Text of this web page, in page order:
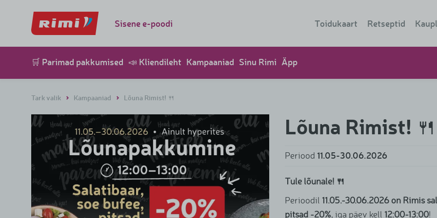
Sisene e-poodi Toidukaart Retseptid
🛒 Parimad pakkumised 📣 Kliendileht Kampaaniad Sinu Rimi Äpp
Tark valik Kampaaniad Lõuna Rimist! 🍴
Lõuna Rimist! 🍴
Periood 11.05-30.06.2026
Tule lõunale! 🍴
Perioodil 11.05.-30.06.2026 on Rimis
pitsad -20%, iga päev kell 12:00-13:00!